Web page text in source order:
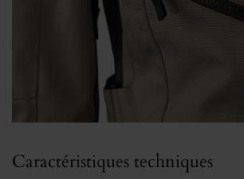
Caractéristiques techniques